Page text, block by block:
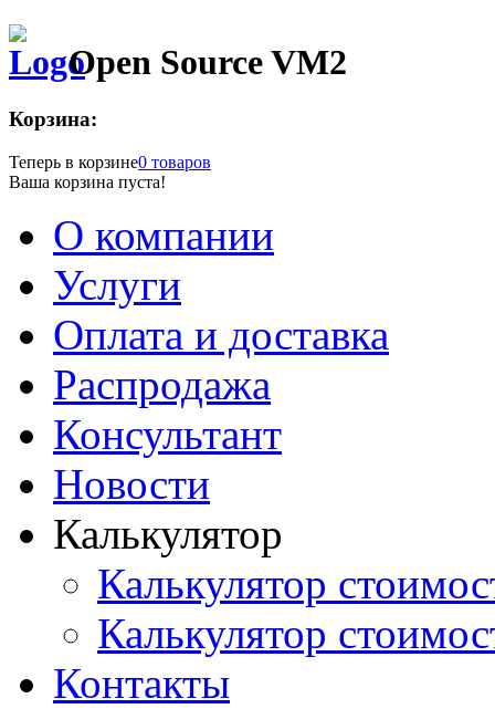
Open Source VM2
Корзина:
Теперь в корзине0 товаров
Ваша корзина пуста!
О компании
Услуги
Оплата и доставка
Распродажа
Консультант
Новости
Калькулятор
Калькулятор
Калькулятор
Контакты